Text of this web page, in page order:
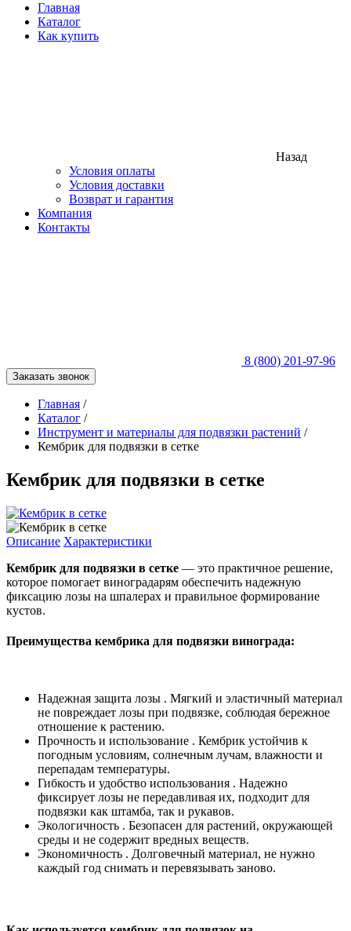
Главная
Каталог
Как купить
Назад
Условия оплаты
Условия доставки
Возврат и гарантия
Компания
Контакты
8 (800) 201-97-96
Заказать звонок
Главная /
Каталог /
Инструмент и материалы для подвязки растений /
Кембрик для подвязки в сетке
Кембрик для подвязки в сетке
Описание Характеристики
Кембрик для подвязки в сетке — это практичное решение,
которое помогает виноградарям обеспечить надежную
фиксацию лозы на шпалерах и правильное формирование
кустов.
Преимущества кембрика для подвязки винограда:
Надежная защита лозы . Мягкий и эластичный материал
не повреждает лозы при подвязке, соблюдая бережное
отношение к растению.
Прочность и использование . Кембрик устойчив к
погодным условиям, солнечным лучам, влажности и
перепадам температуры.
Гибкость и удобство использования . Надежно
фиксирует лозы не передавливая их, подходит для
подвязки как штамба, так и рукавов.
Экологичность . Безопасен для растений, окружающей
среды и не содержит вредных веществ.
Экономичность . Долговечный материал, не нужно
каждый год снимать и перевязывать заново.